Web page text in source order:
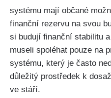
systému mají občané
finanční rezervu na svou
si budují finanční stabilitu
museli spoléhat pouze na
systému, který je často
důležitý prostředek k
ve stáří.